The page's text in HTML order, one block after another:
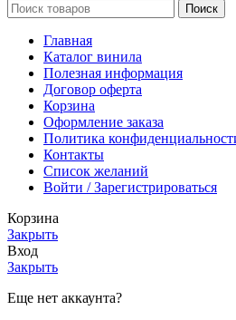
Поиск
Главная
Каталог винила
Полезная информация
Договор оферта
Корзина
Оформление заказа
Политика
Контакты
Список желаний
Войти / Зарегистрироваться
Корзина
Закрыть
Вход
Закрыть
Еще нет аккаунта?